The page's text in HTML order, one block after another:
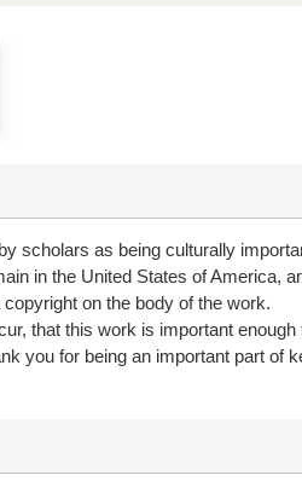
scholars as being culturally
in the United States of America,
on the body of the work.
that this work is important
you for being an important part of